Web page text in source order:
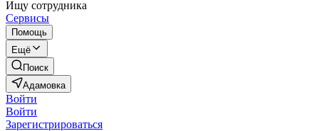
Ищу сотрудника
Сервисы
Помощь
Ещё
Поиск
Адамовка
Войти
Войти
Зарегистрироваться